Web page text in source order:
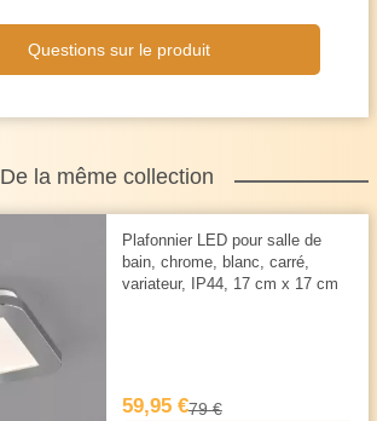
Questions sur le produit
De la même collection
Plafonnier LED pour salle de
bain, chrome, blanc, carré,
variateur, IP44, 17 cm x 17 cm
59,95 €79 €